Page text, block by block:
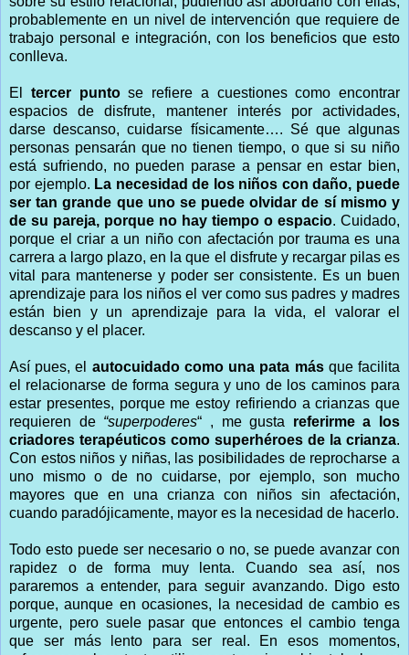
probablemente en un nivel de intervención que requiere de
trabajo personal e integración, con los beneficios que esto
conlleva.
El tercer puntose refiere a cuestiones como encontrar
espacios de disfrute, mantener interés por actividades,
darse descanso, cuidarse físicamente…. Sé que algunas
personas pensarán que no tienen tiempo, o que si su niño
está sufriendo, no pueden parase a pensar en estar bien,
por ejemplo. La necesidad de los niños con daño, puede
ser tan grande que uno se puede olvidar de sí mismo y
de su pareja, porque no hay tiempo o espacio. Cuidado,
porque el criar a un niño con afectación por trauma es una
carrera a largo plazo, en la que el disfrute y recargar pilas es
vital para mantenerse y poder ser consistente. Es un buen
aprendizaje para los niños el ver como sus padres y madres
están bien y un aprendizaje para la vida, el valorar el
descanso y el placer.
Así pues, el autocuidado como una pata másque facilita
el relacionarse de forma segura y uno de los caminos para
estar presentes, porque me estoy refiriendo a crianzas que
requieren de “superpoderes“ , me gusta referirme a los
criadores terapéuticos como superhéroes de la crianza.
Con estos niños y niñas, las posibilidades de reprocharse a
uno mismo o de no cuidarse, por ejemplo, son mucho
mayores que en una crianza con niños sin afectación,
cuando paradójicamente, mayor es la necesidad de hacerlo.
Todo esto puede ser necesario o no, se puede avanzar con
rapidez o de forma muy lenta. Cuando sea así, nos
pararemos a entender, para seguir avanzando. Digo esto
porque, aunque en ocasiones, la necesidad de cambio es
urgente, pero suele pasar que entonces el cambio tenga
que ser más lento para ser real. En esos momentos,